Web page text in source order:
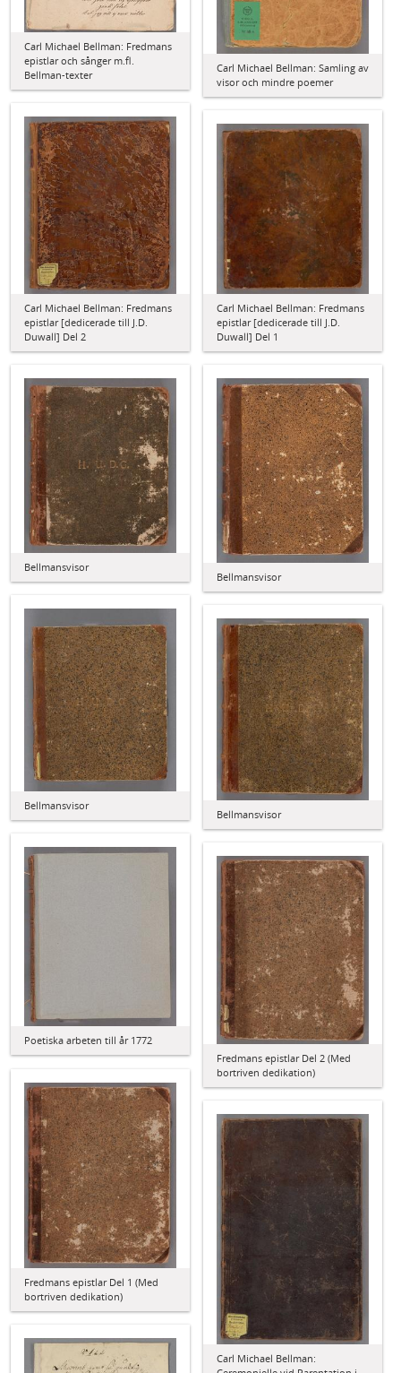
Carl Michael Bellman: Fredmans
epistlar och sånger m.fl.
Bellman-texter
Carl Michael Bellman: Samling av
visor och mindre poemer
Carl Michael Bellman: Fredmans
epistlar [dedicerade till J.D.
Duwall] Del 2
Carl Michael Bellman: Fredmans
epistlar [dedicerade till J.D.
Duwall] Del 1
Bellmansvisor
Bellmansvisor
Bellmansvisor
Bellmansvisor
Poetiska arbeten till år 1772
Fredmans epistlar Del 2 (Med
bortriven dedikation)
Fredmans epistlar Del 1 (Med
bortriven dedikation)
Carl Michael Bellman: